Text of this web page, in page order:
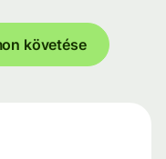
követése